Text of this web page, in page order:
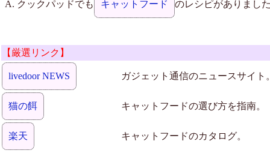
クックパッドでも キャットフード のレシピがありまし
【厳選リンク】
livedoor NEWS ガジェット通信のニュースサイト
猫の餌 キャットフードの選び方を指南。
楽天 キャットフードのカタログ。